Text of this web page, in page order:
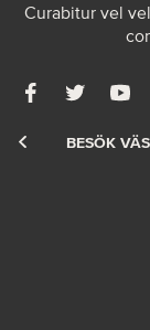
Curabitur vel
BESÖK